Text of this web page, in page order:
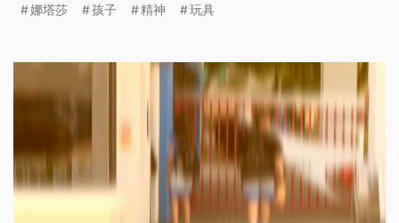
娜塔莎 孩子 精神 玩具